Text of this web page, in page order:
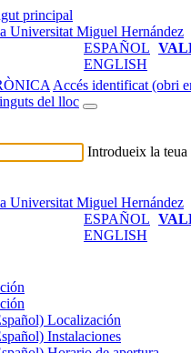
principal
ESPAÑOL
ENGLISH
Accés identificat (obri
del lloc
Introdueix la teua
ESPAÑOL
ENGLISH
Localización
Instalaciones